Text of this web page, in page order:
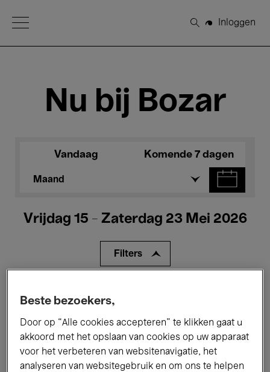
Open Menu
Zoeken
Inloggen
Nu bij Bozar
Vandaag Komende 7 dagen
Maand
Vrijdag 15 - Zaterdag 23 Mei 2026
Filters
Tentoonstellingen Films
Performances Lezingen & Debatten
Beste bezoekers,
Door op “Alle cookies accepteren” te klikken gaat u
akkoord met het opslaan van cookies op uw apparaat
voor het verbeteren van websitenavigatie, het
analyseren van websitegebruik en om ons te helpen